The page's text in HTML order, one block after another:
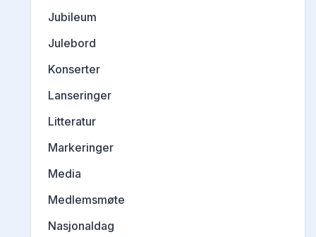
Jubileum
Julebord
Konserter
Lanseringer
Litteratur
Markeringer
Media
Medlemsmøte
Nasjonaldag